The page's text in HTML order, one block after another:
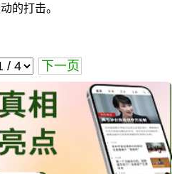
的打击。
下一页